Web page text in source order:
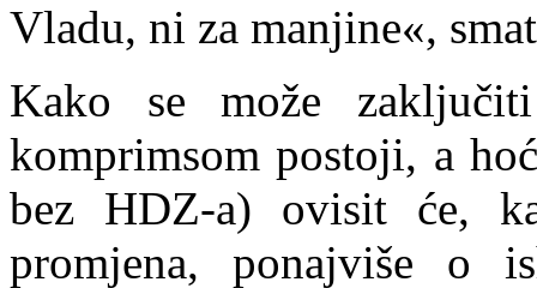
Vladu, ni za manjine«,
Kako se može
komprimsom postoji, a
bez HDZ-a) ovisit će,
promjena, ponajviše o